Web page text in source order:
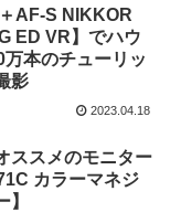
AF-S NIKKOR
ED VR】でハウ
本のチューリッ
影
2023.04.18
ススメのモニター
カラーマネジ
】